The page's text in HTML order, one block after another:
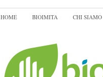
HOME BIOIMITA CHI SIAMO